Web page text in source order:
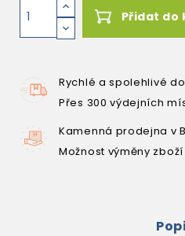
Přidat do
Rychlé a spolehlivé
Přes 300 výdejních
Kamenná prodejna v
Možnost výměny zboží